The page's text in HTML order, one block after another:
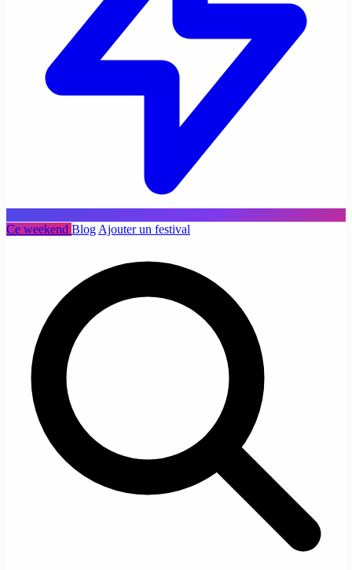
Ce weekend Blog Ajouter un festival